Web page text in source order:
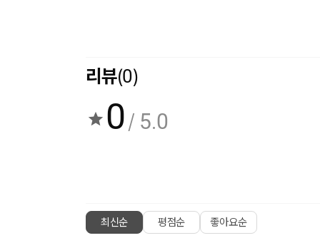
리뷰(0)
0/ 5.0
최신순 평점순 좋아요순